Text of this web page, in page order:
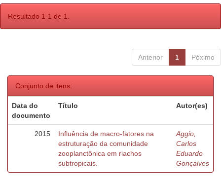
Resultado 1-1 de 1.
Anterior 1 Póximo
Conjunto de itens:
Data do
documento
Título Autor(es)
2015
Influência de macro-fatores na
estruturação da comunidade
zooplanctônica em riachos
subtropicais.
Aggio,
Carlos
Eduardo
Gonçalves